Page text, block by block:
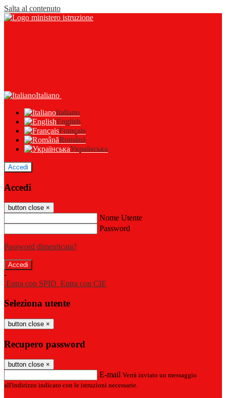
Salta al contenuto
Italiano
Italiano
English
Français
Română
Українська
Accedi
Accedi
button close ×
Nome Utente
Password
Password dimenticata?
-
Entra con SPID Entra con CIE
Seleziona utente
button close ×
Recupero password
button close ×
E-mail Verrà inviato un messaggio
all'indirizzo indicato con le istruzioni necessarie.